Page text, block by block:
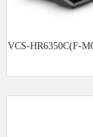
VCS-HR6350C(F-